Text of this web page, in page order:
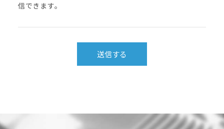
信できます。